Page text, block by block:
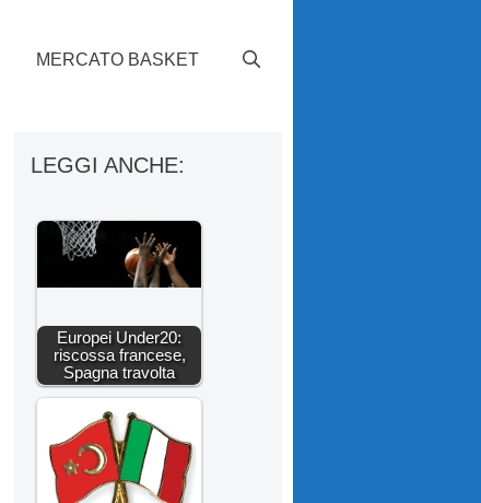
MERCATO BASKET
LEGGI ANCHE:
Europei Under20:
riscossa francese,
Spagna travolta